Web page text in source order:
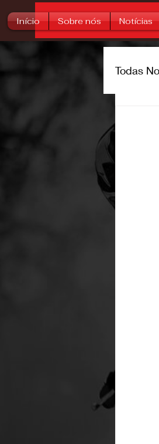
Início Sobre nós Notícias
Todas